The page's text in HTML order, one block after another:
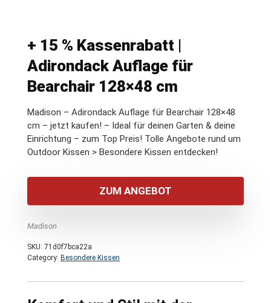
+ 15 % Kassenrabatt |
Adirondack Auflage für
Bearchair 128×48 cm
Madison – Adirondack Auflage für Bearchair 128×48
cm – jetzt kaufen! – Ideal für deinen Garten & deine
Einrichtung – zum Top Preis! Tolle Angebote rund um
Outdoor Kissen > Besondere Kissen entdecken!
ZUM ANGEBOT
Madison
SKU: 71d0f7bca22a
Category: Besondere Kissen